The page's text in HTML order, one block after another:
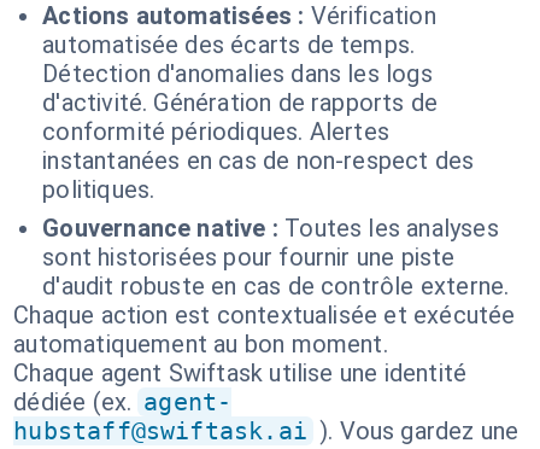
Actions automatisées : Vérification
automatisée des écarts de temps.
Détection d'anomalies dans les logs
d'activité. Génération de rapports de
conformité périodiques. Alertes
instantanées en cas de non-respect des
politiques.
Gouvernance native : Toutes les analyses
sont historisées pour fournir une piste
d'audit robuste en cas de contrôle externe.
Chaque action est contextualisée et exécutée
automatiquement au bon moment.
Chaque agent Swiftask utilise une identité
dédiée (ex. agent-
hubstaff@swiftask.ai ). Vous gardez une